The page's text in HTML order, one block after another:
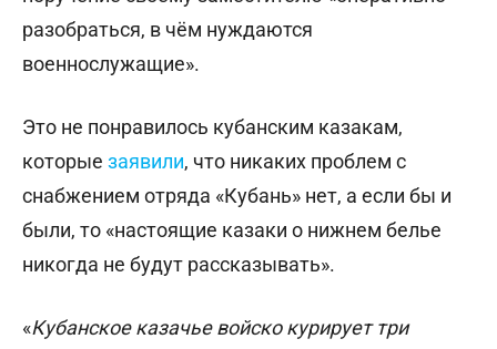
разобраться, в чём нуждаются
военнослужащие».
Это не понравилось кубанским казакам,
которые заявили, что никаких проблем с
снабжением отряда «Кубань» нет, а если бы и
были, то «настоящие казаки о нижнем белье
никогда не будут рассказывать».
«Кубанское казачье войско курирует три